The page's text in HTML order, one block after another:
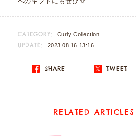
CATEGORY: Curly Collection
UPDATE: 2023.08.16 13:16
SHARE TWEET
RELATED ARTICLES